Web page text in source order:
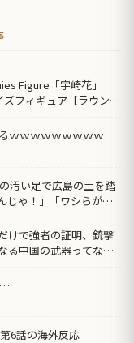
Figure「宇崎花」
ズフィギュア【ラウンド
ｗｗｗｗｗｗｗｗｗ
汚い足で広島の土を踏
じゃ！」「ワシらが広
けで強者の証明、銃撃
る中国の武器ってなん
…
6話の海外反応